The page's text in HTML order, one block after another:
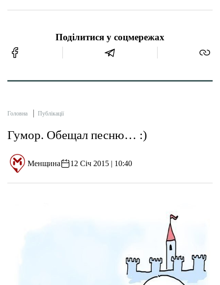
Поділитися у соцмережах
Головна Публікації
Гумор. Обещал песню… :)
Менщина 12 Січ 2015 | 10:40